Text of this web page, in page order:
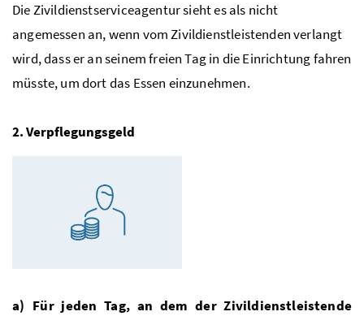
Die Zivildienstserviceagentur sieht es als nicht
angemessen an, wenn vom Zivildienstleistenden verlangt
wird, dass er an seinem freien Tag in die Einrichtung fahren
müsste, um dort das Essen einzunehmen.
2. Verpflegungsgeld
a) Für jeden Tag, an dem der Zivildienstleistende